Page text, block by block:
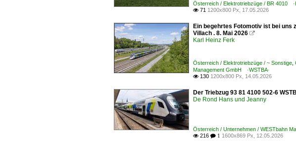
Österreich / Elektrotriebzüge / BR 4010
 71 1200x800 Px, 17.05.2026
Ein begehrtes Fotomotiv ist bei uns
Villach . 8. Mai 2026 
Karl Heinz Ferk
Österreich / Elektrotriebzüge / ~ Sonstige
Management GmbH ·WSTBA·
 130 1200x800 Px, 14.05.2026
Der Triebzug 93 81 4100 502-6
De Rond Hans und Jeanny
Österreich / Unternehmen / WESTbahn
 216  1 1600x869 Px, 12.05.2026